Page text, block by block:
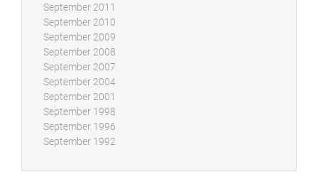
September 2011
September 2010
September 2009
September 2008
September 2007
September 2004
September 2001
September 1998
September 1996
September 1992